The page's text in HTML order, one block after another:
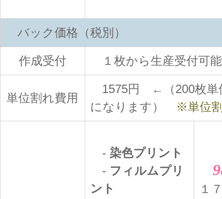
バック価格（税別）
作成受付 １枚から生産受付可
単位割れ費用
1575円 ←（200枚単
になります）
※単位
- 染色プリント
- フィルムプリ
ント
１